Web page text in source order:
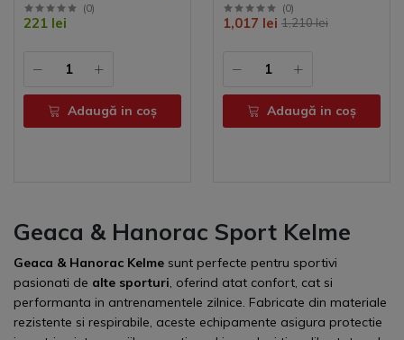
(0)
221 lei
Adaugă in coş
(0)
1,210 lei
1,017 lei
Adaugă in coş
Geaca & Hanorac Sport Kelme
Geaca & Hanorac Kelme sunt perfecte pentru sportivi
pasionati de alte sporturi, oferind atat confort, cat si
performanta in antrenamentele zilnice. Fabricate din materiale
rezistente si respirabile, aceste echipamente asigura protectie